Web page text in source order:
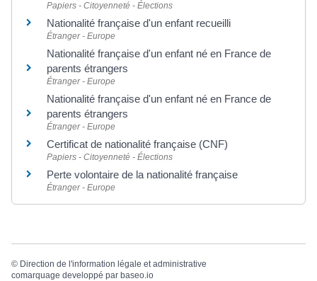
Papiers - Citoyenneté - Élections
Nationalité française d'un enfant recueilli
Étranger - Europe
Nationalité française d'un enfant né en France de
parents étrangers
Étranger - Europe
Nationalité française d'un enfant né en France de
parents étrangers
Étranger - Europe
Certificat de nationalité française (CNF)
Papiers - Citoyenneté - Élections
Perte volontaire de la nationalité française
Étranger - Europe
© Direction de l'information légale et administrative
comarquage developpé par baseo.io